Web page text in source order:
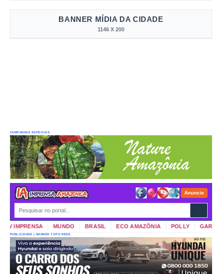
BANNER MÍDIA DA CIDADE
1146 X 200
CAMPANHAS ESPECIAIS
Anuncie
IMPRENSA MUNDO BRASIL ECO AMAZÔNIA POLLY GARIMPO
PUBLICIDADE | BANNER TOPO REDE